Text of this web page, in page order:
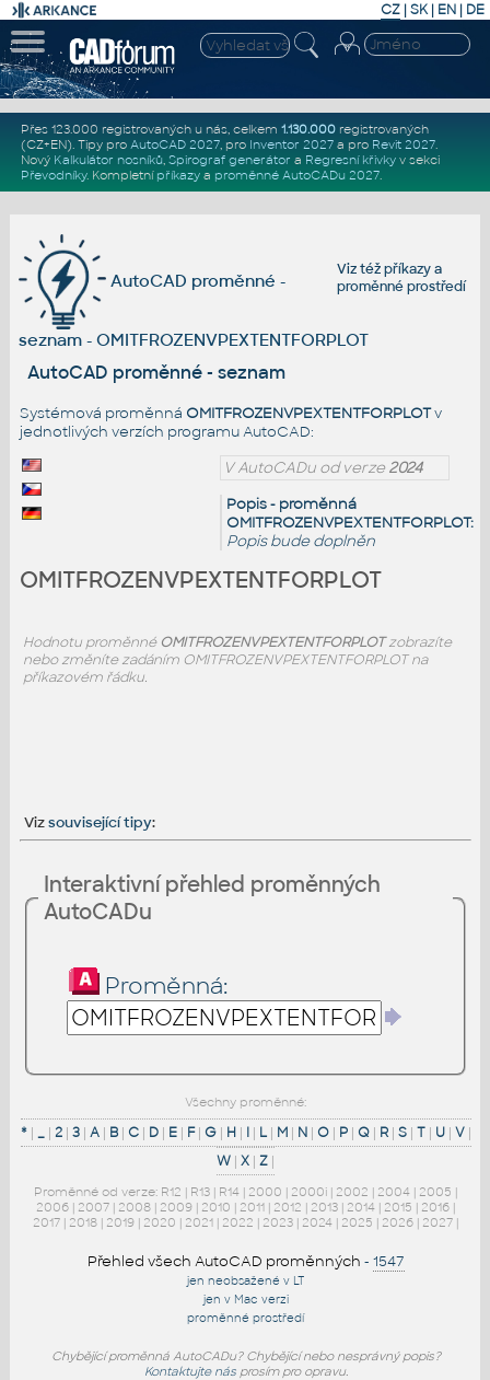
CZ | SK| EN | DE
Přes 123.000 registrovaných u nás, celkem 1.130.000registrovaných
(CZ+EN). Tipy pro AutoCAD 2027, pro Inventor 2027a pro Revit 2027.
Nový Kalkulátor nosníků, Spirograf generátor a Regresní křivkyv sekci
Převodníky. Kompletní příkazya proměnné AutoCADu 2027.
Viz téžpříkazya
proměnné prostředí
AutoCAD proměnné -
seznam - OMITFROZENVPEXTENTFORPLOT
AutoCAD proměnné - seznam
Systémová proměnná OMITFROZENVPEXTENTFORPLOTv
jednotlivých verzích programu AutoCAD:
V AutoCADu od verze2024
Popis - proměnná
OMITFROZENVPEXTENTFORPLOT:
Popis bude doplněn
OMITFROZENVPEXTENTFORPLOT
Hodnotu proměnné OMITFROZENVPEXTENTFORPLOTzobrazíte
nebo změníte zadáním OMITFROZENVPEXTENTFORPLOT na
příkazovém řádku.
Vizsouvisející tipy:
Interaktivní přehled proměnných
AutoCADu
Proměnná:
Všechny proměnné:
*| _| 2| 3| A| B| C| D| E| F| G| H | I| L| M| N| O| P| Q| R| S| T| U| V|
W | X | Z |
Proměnné od verze: R12 | R13 | R14 | 2000 | 2000i | 2002 | 2004 | 2005 |
2006 | 2007 | 2008 | 2009 | 2010 | 2011 | 2012 | 2013 | 2014 | 2015 | 2016 |
2017 | 2018 | 2019 | 2020 | 2021 | 2022 | 2023 | 2024 | 2025 | 2026 | 2027 |
Přehled všech AutoCAD proměnných - 1547
jen neobsažené v LT
jen v Mac verzi
proměnné prostředí
Chybějící proměnná AutoCADu? Chybějící nebo nesprávný popis?
Kontaktujte násprosím pro opravu.